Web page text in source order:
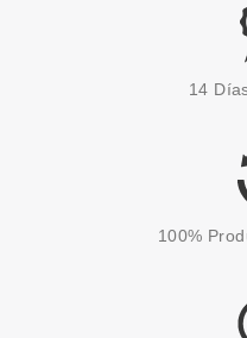
14
100%